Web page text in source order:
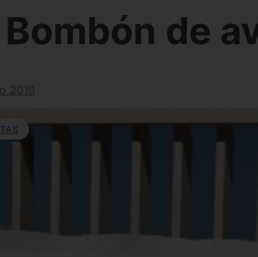
Bombón de
2019